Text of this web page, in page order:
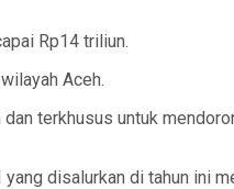
Rp14 triliun.
Aceh.
terkhusus untuk
disalurkan di tahun ini